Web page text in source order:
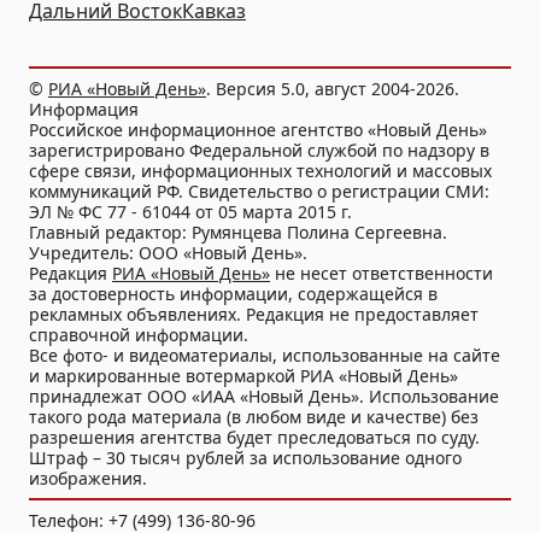
Дальний ВостокКавказ
© РИА «Новый День». Версия 5.0, август 2004-2026.
Информация
Российское информационное агентство «Новый День»
зарегистрировано Федеральной службой по надзору в
сфере связи, информационных технологий и массовых
коммуникаций РФ. Свидетельство о регистрации СМИ:
ЭЛ № ФС 77 - 61044 от 05 марта 2015 г.
Главный редактор: Румянцева Полина Сергеевна.
Учредитель: ООО «Новый День».
Редакция РИА «Новый День» не несет ответственности
за достоверность информации, содержащейся в
рекламных объявлениях. Редакция не предоставляет
справочной информации.
Все фото- и видеоматериалы, использованные на сайте
и маркированные вотермаркой РИА «Новый День»
принадлежат ООО «ИАА «Новый День». Использование
такого рода материала (в любом виде и качестве) без
разрешения агентства будет преследоваться по суду.
Штраф – 30 тысяч рублей за использование одного
изображения.
Телефон: +7 (499) 136-80-96